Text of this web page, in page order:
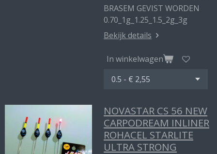
BRASEM GEVIST WORDEN
0.70_1g_1.25_1.5_2g_3g
Bekijk details
In winkelwagen
NOVASTAR CS 56 NEW
CARPODREAM INLINER
ROHACEL STARLITE
ULTRA STRONG